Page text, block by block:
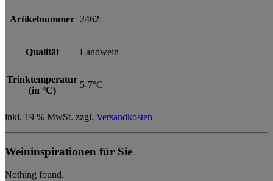
Artikelnummer 2462
Qualität Landwein
Trinktemperatur
(in °C)
5-7°C
inkl. 19 % MwSt. zzgl. Versandkosten
Weininspirationen für Sie
Nothing found.